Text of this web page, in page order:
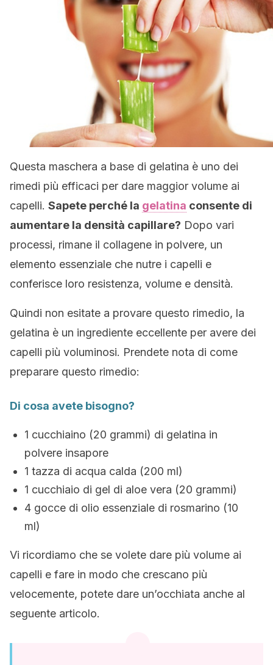
Questa maschera a base di gelatina è uno dei
rimedi più efficaci per dare maggior volume ai
capelli. Sapete perché la gelatina consente di
aumentare la densità capillare? Dopo vari
processi, rimane il collagene in polvere, un
elemento essenziale che nutre i capelli e
conferisce loro resistenza, volume e densità.
Quindi non esitate a provare questo rimedio, la
gelatina è un ingrediente eccellente per avere dei
capelli più voluminosi. Prendete nota di come
preparare questo rimedio:
Di cosa avete bisogno?
1 cucchiaino (20 grammi) di gelatina in
polvere insapore
1 tazza di acqua calda (200 ml)
1 cucchiaio di gel di aloe vera (20 grammi)
4 gocce di olio essenziale di rosmarino (10
ml)
Vi ricordiamo che se volete dare più volume ai
capelli e fare in modo che crescano più
velocemente, potete dare un’occhiata anche al
seguente articolo.